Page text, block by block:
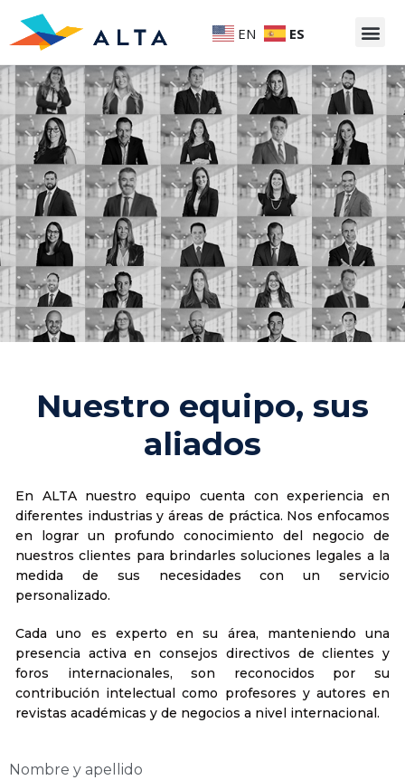
EN ES
Nuestro equipo, sus
aliados
En ALTA nuestro equipo cuenta con experiencia en
diferentes industrias y áreas de práctica. Nos enfocamos
en lograr un profundo conocimiento del negocio de
nuestros clientes para brindarles soluciones legales a la
medida de sus necesidades con un servicio
personalizado.
Cada uno es experto en su área, manteniendo una
presencia activa en consejos directivos de clientes y
foros internacionales, son reconocidos por su
contribución intelectual como profesores y autores en
revistas académicas y de negocios a nivel internacional.
Nombre y apellido